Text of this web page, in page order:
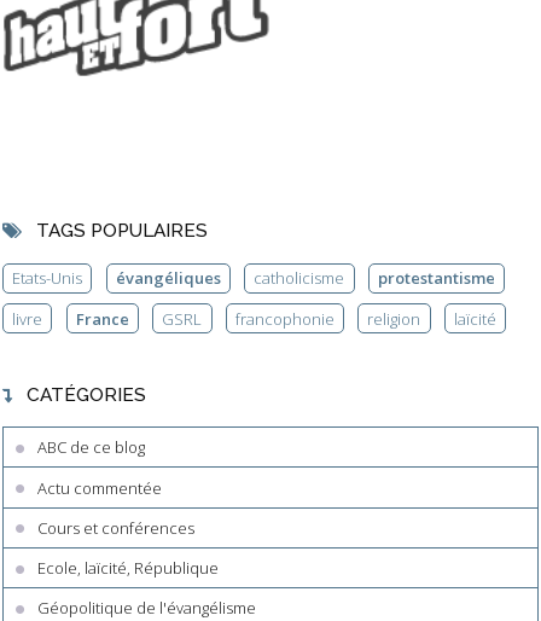
TAGS POPULAIRES
Etats-Unis évangéliques catholicisme
protestantisme
livre
France GSRL francophonie religion laïcité
CATÉGORIES
ABC de ce blog
Actu commentée
Cours et conférences
Ecole, laïcité, République
Géopolitique de l'évangélisme